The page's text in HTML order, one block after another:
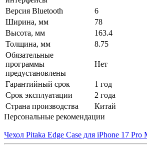
Версия Bluetooth
6
Ширина, мм
78
Высота, мм
163.4
Толщина, мм
8.75
Обязательные
программы
предустановлены
Нет
Гарантийный срок
1 год
Срок эксплуатации
2 года
Страна производства
Китай
Персональные рекомендации
Чехол Pitaka Edge Case для iPhone 17